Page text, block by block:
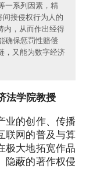
一系列因素，精
间接侵权行为人的
内，从而作出经得
确保惩罚性赔偿
，又能为数字经济
法学院教授
的创作、传播
联网的普及与算
极大地拓宽作品
隐蔽的著作权侵